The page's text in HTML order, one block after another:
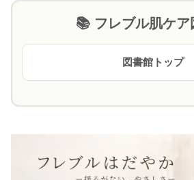
📚 フレブル肌ケア
図書館トップ